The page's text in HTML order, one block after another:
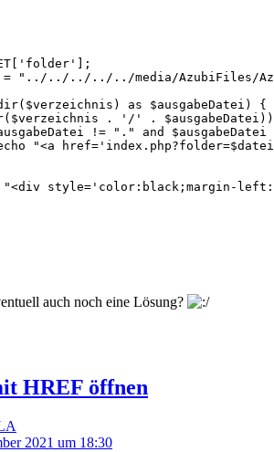
auch noch eine Lösung?
HREF öffnen
2021 um 18:30